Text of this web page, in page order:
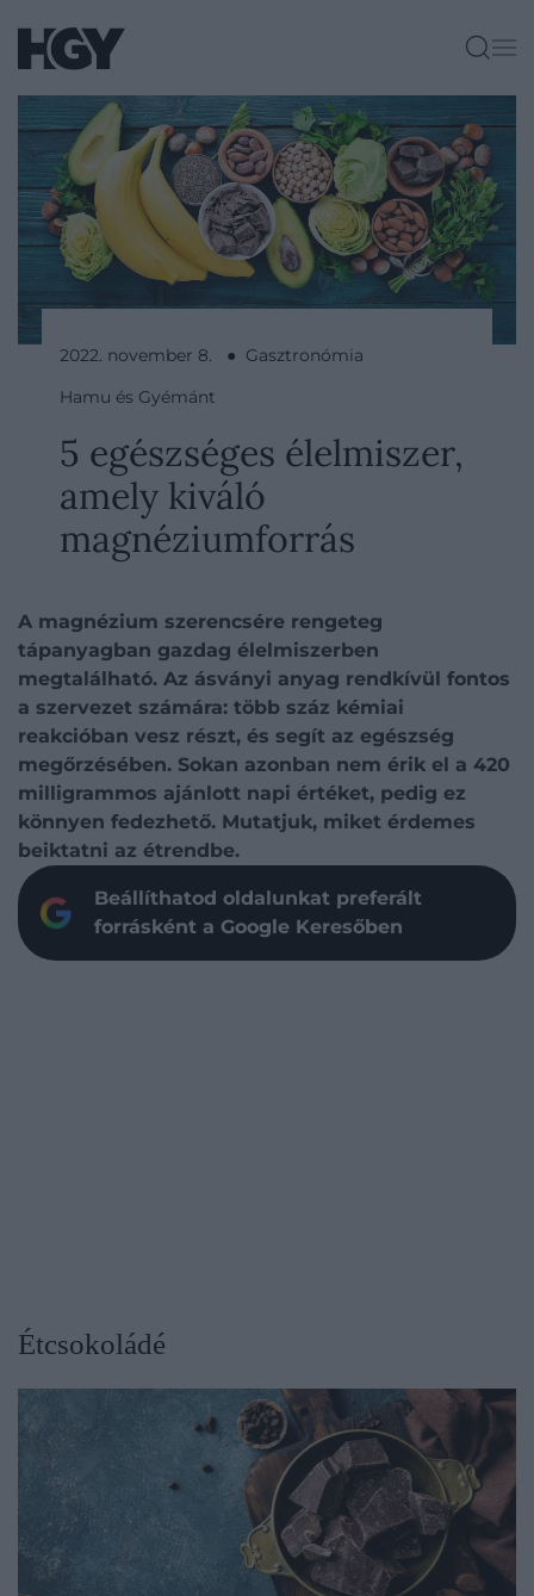
2022. november 8. ● Gasztronómia
Hamu és Gyémánt
5 egészséges élelmiszer,
amely kiváló
magnéziumforrás
A magnézium szerencsére rengeteg
tápanyagban gazdag élelmiszerben
megtalálható. Az ásványi anyag rendkívül fontos
a szervezet számára: több száz kémiai
reakcióban vesz részt, és segít az egészség
megőrzésében. Sokan azonban nem érik el a 420
milligrammos ajánlott napi értéket, pedig ez
könnyen fedezhető. Mutatjuk, miket érdemes
beiktatni az étrendbe.
Beállíthatod oldalunkat preferált
forrásként a Google Keresőben
Étcsokoládé